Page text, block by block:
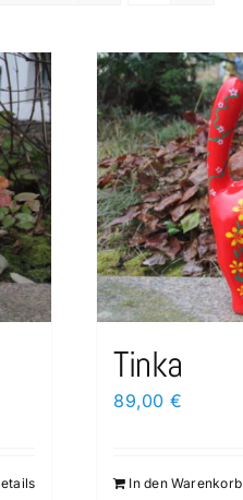
Tinka
89,00 €
In den Warenkorb